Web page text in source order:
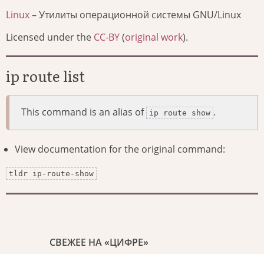
Linux– Утилиты операционной системы GNU/Linux
Licensed under the CC-BY(original work).
ip route list
This command is an alias of ip route show .
View documentation for the original command:
tldr ip-route-show
СВЕЖЕЕ НА «ЦИФРЕ»